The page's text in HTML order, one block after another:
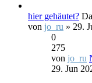
hier gehäutet?
von jo_ru » 29.
0
275
von jo_ru
29. Jun